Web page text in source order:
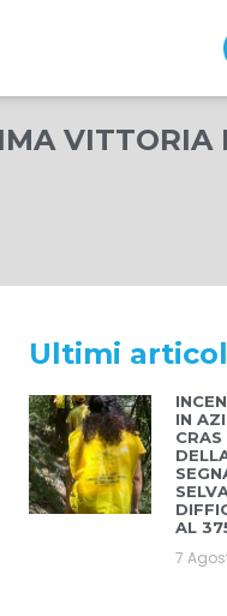
VITTORIA
Ultimi
IN
AL
7